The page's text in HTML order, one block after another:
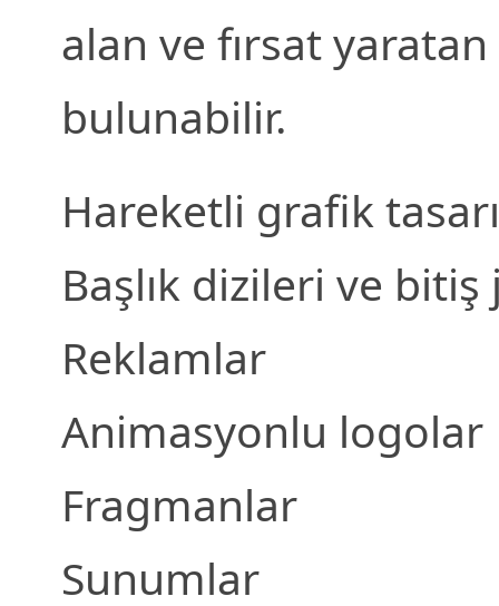
alan ve fırsat
bulunabilir.
Hareketli grafik
Başlık dizileri ve
Reklamlar
Animasyonlu logolar
Fragmanlar
Sunumlar